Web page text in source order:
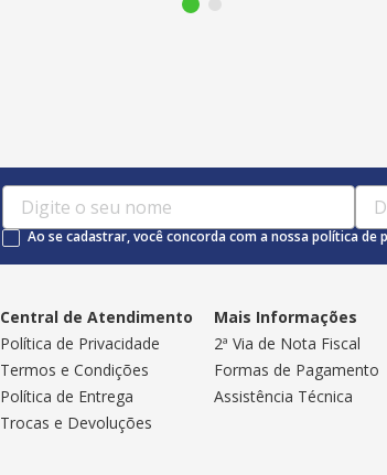
Ao se cadastrar, você concorda com a nossa política de
Central de Atendimento
Política de Privacidade
Termos e Condições
Política de Entrega
Trocas e Devoluções
Mais Informações
2ª Via de Nota Fiscal
Formas de Pagamento
Assistência Técnica